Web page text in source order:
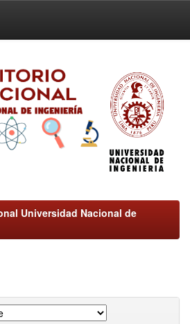
Universidad Nacional de